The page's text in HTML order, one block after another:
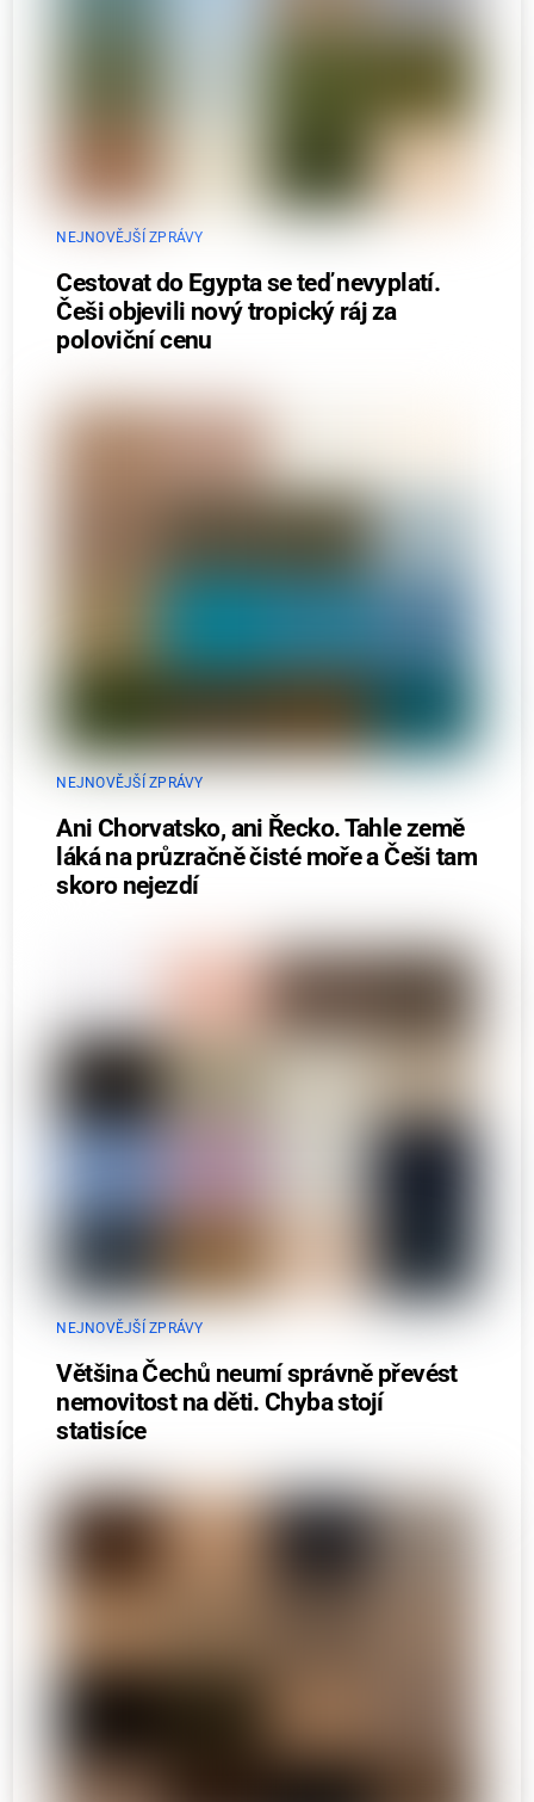
NEJNOVĚJŠÍ ZPRÁVY
Cestovat do Egypta se teď nevyplatí.
Češi objevili nový tropický ráj za
poloviční cenu
NEJNOVĚJŠÍ ZPRÁVY
Ani Chorvatsko, ani Řecko. Tahle země
láká na průzračně čisté moře a Češi tam
skoro nejezdí
NEJNOVĚJŠÍ ZPRÁVY
Většina Čechů neumí správně převést
nemovitost na děti. Chyba stojí
statisíce